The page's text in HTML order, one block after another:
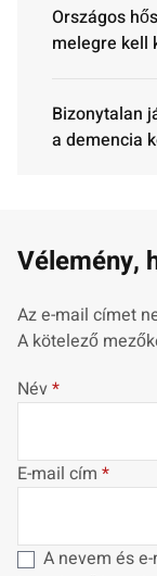
Országos
melegre kell
Bizonytalan
a demencia
Vélemény,
Az e-mail címet
A kötelező
Név*
E-mail cím *
A nevem és